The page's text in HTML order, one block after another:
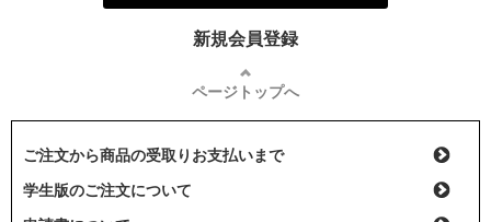
新規会員登録
ページトップへ
ご注文から商品の受取りお支払いまで
学生版のご注文について